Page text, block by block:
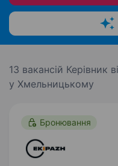
13 вакансій Керівник
у Хмельницькому
Бронювання